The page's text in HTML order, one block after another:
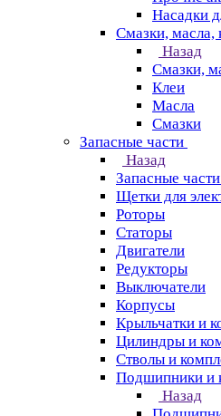
Насадки
Смазки, масла,
Назад
Смазки,
Клеи
Масла
Смазки
Запасные части
Назад
Запасные части
Щетки для
Роторы
Статоры
Двигатели
Редукторы
Выключатели
Корпусы
Крыльчатки и
Цилиндры и
Стволы и
Подшипники и
Назад